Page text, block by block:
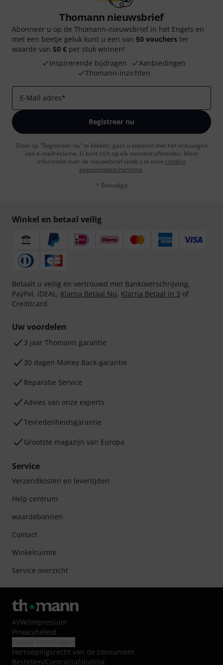
Thomann nieuwsbrief
Abonneer u op de Thomann-nieuwsbrief in het Engels en
met een beetje geluk kunt u een van 50 vouchers ter
waarde van 50 € per stuk winnen!
Inspirerende bijdragen
Aanbiedingen
Thomann-inzichten
E-Mail adres*
Registreer nu
Door op "Registreer nu" te klikken, gaat u akkoord met het ontvangen
van e-mailreclame. U kunt zich op elk moment afmelden. Meer
informatie over de nieuwsbrief vindt u in onze richtlijn
gegevensbescherming.
* Benodigd
Winkel en betaal veilig
Betaalt u veilig en vertrouwd met Bankoverschrijving,
PayPal, iDEAL, Klarna Betaal Nu, Klarna Betaal in 3 of
Creditcard.
Uw voordelen
3 jaar Thomann garantie
30 dagen Money Back-garantie
Reparatie Service
Advies van onze experts
Tevredenheidsgarantie
Grootste magazijn van Europa
Service
Verzendkosten en levertijden
Help centrum
waardebonnen
Contact
Winkelruimte
Service overzicht
AVW/Impressum
Privacybeleid
Herroepingsrecht van de consument
Bestellen/Contractafsluiting